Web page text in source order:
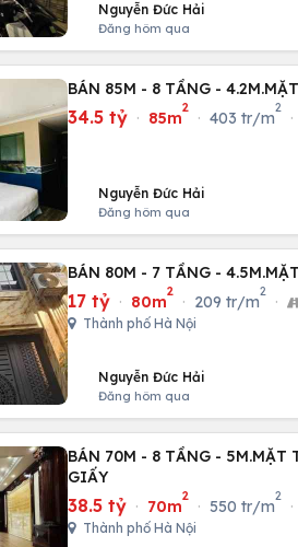
Nguyễn Đức Hải
Đăng hôm qua
BÁN 85M - 8 TẦNG -
34.5 tỷ · 85m
2
· 403 tr/m
2
·
Nguyễn Đức Hải
Đăng hôm qua
BÁN 80M - 7 TẦNG -
17 tỷ · 80m
2
· 209 tr/m
2
·
Thành phố Hà Nội
Nguyễn Đức Hải
Đăng hôm qua
BÁN 70M - 8 TẦNG - 5M.MẶT
GIẤY
38.5 tỷ · 70m
2
· 550 tr/m
2
·
Thành phố Hà Nội